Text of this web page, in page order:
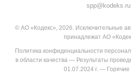
spp@kodeks.ru
© АО «Кодекс», 2026. Исключительные
принадлежат АО
Политика конфиденциальности
в области качества— Результаты
01.07.2024 г.— Горячие